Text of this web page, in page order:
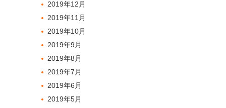
2019年12月
2019年11月
2019年10月
2019年9月
2019年8月
2019年7月
2019年6月
2019年5月